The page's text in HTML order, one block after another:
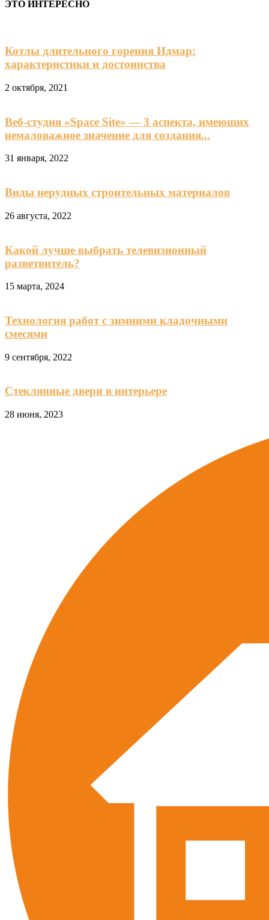
ЭТО ИНТЕРЕСНО
Котлы длительного горения Идмар:
характеристики и достоинства
2 октября, 2021
Веб-студия «Space Site» — 3 аспекта, имеющих
немаловажное значение для создания...
31 января, 2022
Виды нерудных строительных материалов
26 августа, 2022
Какой лучше выбрать телевизионный
разветвитель?
15 марта, 2024
Технология работ с зимними кладочными
смесями
9 сентября, 2022
Стеклянные двери в интерьере
28 июня, 2023